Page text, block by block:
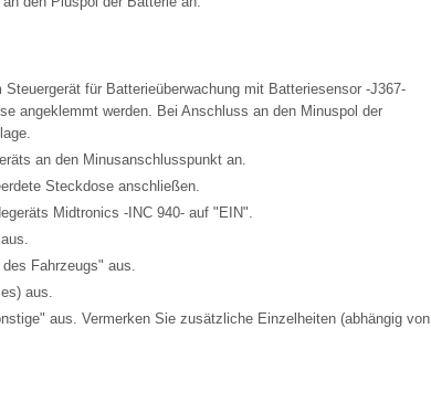
für Batterieüberwachung mit Batteriesensor -J367-
angeklemmt werden. Bei Anschluss an den Minuspol der
an den Minusanschlusspunkt an.
Steckdose anschließen.
Midtronics -INC 940- auf "EIN".
Fahrzeugs" aus.
aus.
aus. Vermerken Sie zusätzliche Einzelheiten (abhängig von